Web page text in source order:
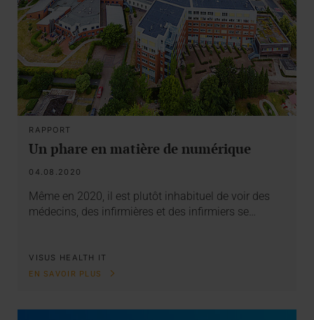
RAPPORT
Un phare en matière de numérique
04.08.2020
Même en 2020, il est plutôt inhabituel de voir des
médecins, des infirmières et des infirmiers se…
VISUS HEALTH IT
EN SAVOIR PLUS